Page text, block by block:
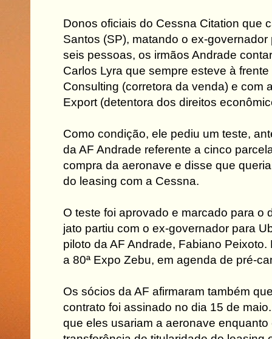
Donos oficiais do Cessna Citation que
Santos (SP), matando o ex-
seis pessoas, os irmãos Andrade
Carlos Lyra que sempre esteve à
Consulting (corretora da venda) e com
Export (detentora dos direitos
Como condição, ele pediu um teste,
da AF Andrade referente a cinco
compra da aeronave e disse que
do leasing com a Cessna.
O teste foi aprovado e marcado para o
jato partiu com o ex-governador para
piloto da AF Andrade, Fabiano
a 80ª Expo Zebu, em agenda de pré-
Os sócios da AF afirmaram também
contrato foi assinado no dia 15 de
que eles usariam a aeronave